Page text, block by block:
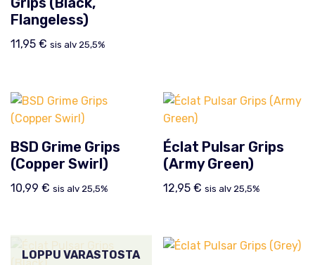
Flangeless)
11,95 € sis alv 25,5%
BSD Grime Grips
(Copper Swirl)
10,99 € sis alv 25,5%
Éclat Pulsar Grips
(Army Green)
12,95€ sis alv 25,5%
LOPPU VARASTOSTA